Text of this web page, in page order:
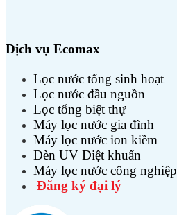
Dịch vụ Ecomax
Lọc nước tổng sinh hoạt
Lọc nước đầu nguồn
Lọc tổng biệt thự
Máy lọc nước gia đình
Máy lọc nước ion kiềm
Đèn UV Diệt khuẩn
Máy lọc nước công nghiệp
Đăng ký đại lý